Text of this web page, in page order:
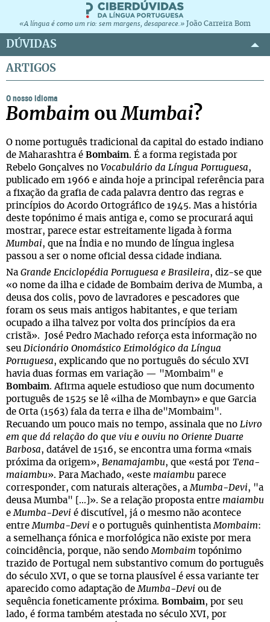
«A língua é como um rio: sem margens, desaparece.» João Carreira Bom
DÚVIDAS
ARTIGOS
O nosso idioma
Bombaim ouMumbai?
O nome português tradicional da capital do estado indiano
de Maharashtra é Bombaim. É a forma registada por
Rebelo Gonçalves no Vocabulário da Língua Portuguesa,
publicado em 1966 e ainda hoje a principal referência para
a fixação da grafia de cada palavra dentro das regras e
princípios do Acordo Ortográfico de 1945. Mas a história
deste topónimo é mais antiga e, como se procurará aqui
mostrar, parece estar estreitamente ligada à forma
Mumbai, que na Índia e no mundo de língua inglesa
passou a ser o nome oficial dessa cidade indiana.
Na Grande Enciclopédia Portuguesa e Brasileira, diz-se que
«o nome da ilha e cidade de Bombaim deriva de Mumba, a
deusa dos colis, povo de lavradores e pescadores que
foram os seus mais antigos habitantes, e que teriam
ocupado a ilha talvez por volta dos princípios da era
cristã». José Pedro Machado reforça esta informação no
seu Dicionário Onomástico Etimológico da Língua
Portuguesa, explicando que no português do século XVI
havia duas formas em variação — "Mombaim" e
Bombaim. Afirma aquele estudioso que num documento
português de 1525 se lê «ilha de Mombayn» e que Garcia
de Orta (1563) fala da terra e ilha de"Mombaim".
Recuando um pouco mais no tempo, assinala que no Livro
em que dá relação do que viu e ouviu no Oriente Duarte
Barbosa, datável de 1516, se encontra uma forma «mais
próxima da origem», Benamajambu, que «está por Tena-
maiambu». Para Machado, «este maiambu parece
corresponder, com naturais alterações, aMumba-Devi, "a
deusa Mumba" [...]». Se a relação proposta entre maiambu
eMumba-Devi é discutível, já o mesmo não acontece
entreMumba-Devi e o português quinhentistaMombaim:
a semelhança fónica e morfológica não existe por mera
coincidência, porque, não sendoMombaim topónimo
trazido de Portugal nem substantivo comum do português
do século XVI, o que se torna plausível é essa variante ter
aparecido como adaptação deMumba-Devi ou de
sequência foneticamente próxima. Bombaim, por seu
lado, é forma também atestada no século XVI, por